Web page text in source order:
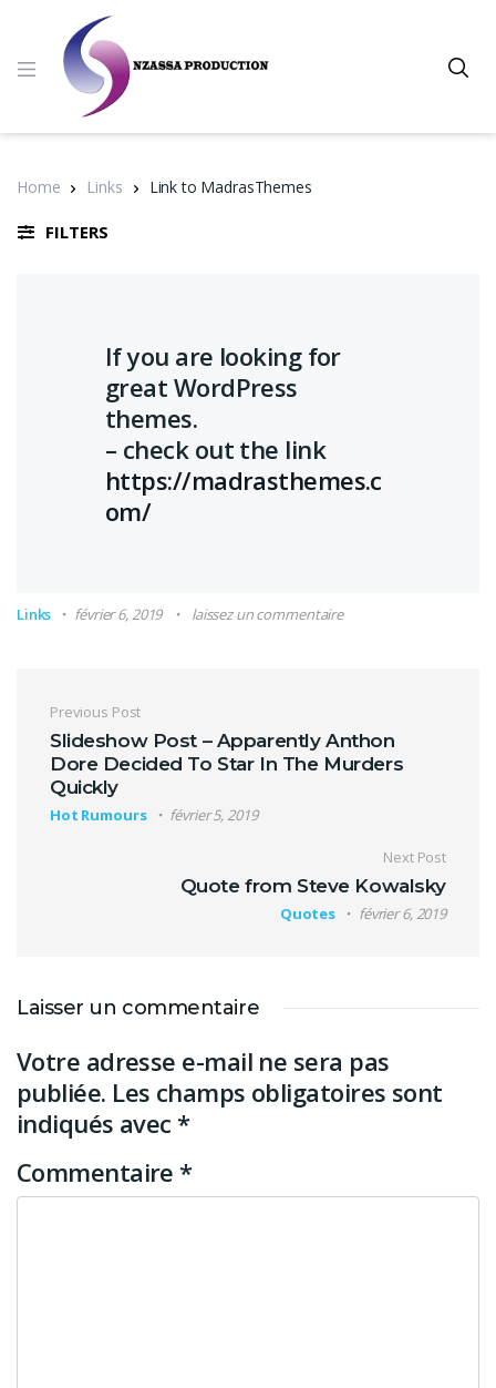
Home Links Link to MadrasThemes
FILTERS
Links février 6, 2019 laissez un commentaire
If you are looking for
great WordPress
themes.
– check out the link
https://madrasthemes.c
om/
Navigation de l’article
Previous Post
Slideshow Post – Apparently Anthon
Dore Decided To Star In The Murders
Quickly
Hot Rumours février 5, 2019
Next Post
Quote from Steve Kowalsky
Quotes février 6, 2019
Laisser un commentaire
Votre adresse e-mail ne sera pas
publiée. Les champs obligatoires sont
indiqués avec *
Commentaire *